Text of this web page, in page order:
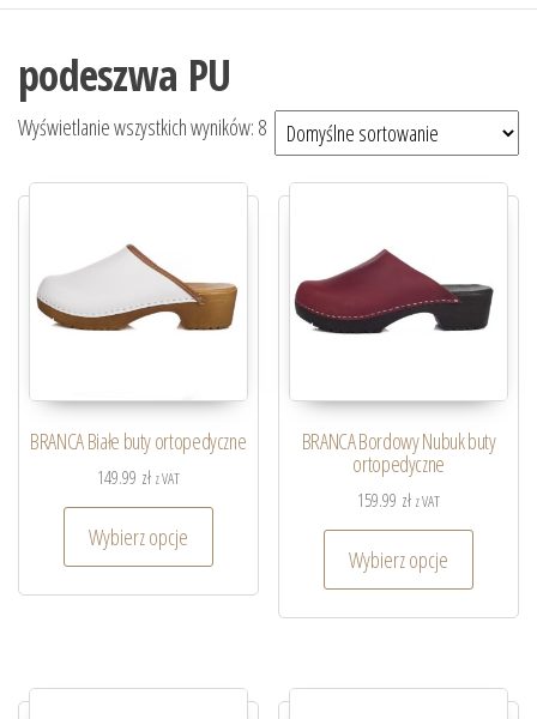
podeszwa PU
Wyświetlanie wszystkich wyników: 8
BRANCA Białe buty ortopedyczne
149.99 zł z VAT
Wybierz opcje
BRANCA Bordowy Nubuk buty
ortopedyczne
159.99 zł z VAT
Wybierz opcje